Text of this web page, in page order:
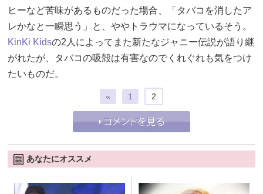
ヒーなど苦味があるものだった場合、「タバコを消したア
レかなと一瞬思う」と、ややトラウマになっているそう。
KinKi Kidsの2人によってまた新たなジャニー伝説が語り継
がれたが、タバコの吸殻は有害なのでくれぐれも気をつけ
たいものだ。
« 1 2
あなたにオススメ